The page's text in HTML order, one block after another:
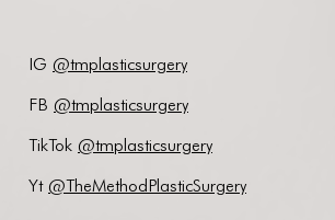
IG @tmplasticsurgery
FB @tmplasticsurgery
TikTok @tmplasticsurgery
Yt @TheMethodPlasticSurgery